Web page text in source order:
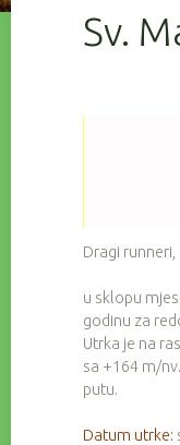
Sv.
Dragi runneri,
u sklopu
godinu za
Utrka je na
sa +164 m/
putu.
Datum utrke: